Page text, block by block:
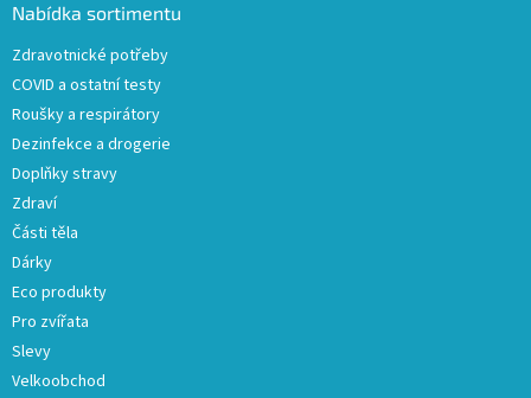
Nabídka sortimentu
Zdravotnické potřeby
COVID a ostatní testy
Roušky a respirátory
Dezinfekce a drogerie
Doplňky stravy
Zdraví
Části těla
Dárky
Eco produkty
Pro zvířata
Slevy
Velkoobchod